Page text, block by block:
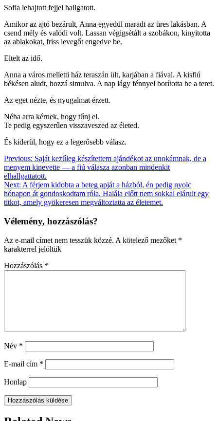
Sofia lehajtott fejjel hallgatott.
Amikor az ajtó bezárult, Anna egyedül maradt az üres lakásban. A
csend mély és valódi volt. Lassan végigsétált a szobákon, kinyitotta
az ablakokat, friss levegőt engedve be.
Eltelt az idő.
Anna a város melletti ház teraszán ült, karjában a fiával. A kisfiú
békésen aludt, hozzá simulva. A nap lágy fénnyel borította be a teret.
Az eget nézte, és nyugalmat érzett.
Néha arra kérnek, hogy tűnj el.
Te pedig egyszerűen visszaveszed az életed.
És kiderül, hogy ez a legerősebb válasz.
Bejegyzés
navigáció
Previous: Saját kezűleg készítettem ajándékot az unokámnak, de a
menyem kinevette — a fiú válasza azonban mindenkit
elhallgattatott.
Next: A férjem kidobta a beteg apját a házból, én pedig nyolc
hónapon át gondoskodtam róla. Halála előtt nem sokkal elárult egy
titkot, amely gyökeresen megváltoztatta az életemet.
Vélemény, hozzászólás?
Az e-mail címet nem tesszük közzé. A kötelező mezőket *
karakterrel jelöltük
Hozzászólás *
Név *
E-mail cím *
Honlap